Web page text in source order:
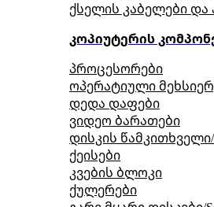
ქსელის კაბელები და
კოპიუტერის
პროცესორები
ოპერატიული
დედა დაფები
ვიდეო ბარათები
დისკის
ქეისები
კვების ბლოკი
ქულერები